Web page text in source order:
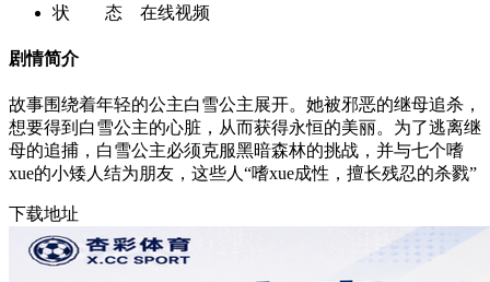
状 态
在线视频
剧情简介
故事围绕着年轻的公主白雪公主展开。她被邪恶的继母追杀，
想要得到白雪公主的心脏，从而获得永恒的美丽。为了逃离继
母的追捕，白雪公主必须克服黑暗森林的挑战，并与七个嗜
xue的小矮人结为朋友，这些人“嗜xue成性，擅长残忍的杀戮”
下载地址